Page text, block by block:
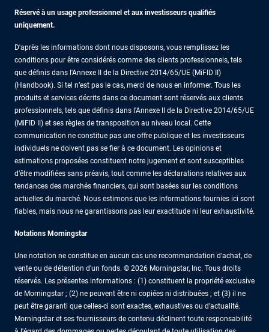
Réservé à un usage professionnel et aux investisseurs qualifiés
uniquement.
D'après les informations dont nous disposons, vous remplissez les
conditions pour être considérés comme des clients professionnels, tels
que définis dans l'Annexe II de la Directive 2014/65/UE (MiFID II)
(Handbook). Si tel n’est pas le cas, merci de nous en informer. Tous les
produits et services décrits dans ce document sont réservés aux clients
professionnels, tels que définis dans l'Annexe II de la Directive 2014/65/UE
(MiFID II) et ses règles de transposition au niveau local. Cette
communication ne constitue pas une offre publique et les investisseurs
individuels ne doivent pas se fier à ce document. Les opinions et
estimations proposées constituent notre jugement et sont susceptibles
d’être modifiées sans préavis, tout comme les déclarations relatives aux
tendances des marchés financiers, qui sont basées sur les conditions
actuelles du marché. Nous estimons que les informations fournies ici sont
fiables, mais nous ne garantissons pas leur exactitude ni leur exhaustivité.
Notations Morningstar
Une notation ne constitue en aucun cas une recommandation d'achat, de
vente ou de détention d'un fonds. © 2026 Morningstar, Inc. Tous droits
réservés. Les présentes informations : (1) constituent la propriété exclusive
de Morningstar ; (2) ne peuvent être ni copiées ni distribuées ; et (3) il ne
peut être garanti que celles-ci sont exactes, exhaustives ou d'actualité.
Morningstar et ses fournisseurs de contenu déclinent toute responsabilité